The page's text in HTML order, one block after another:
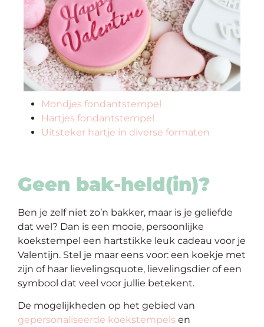
Mondjes fondantstempel
Hartjes fondantstempel
Uitsteker hartje in diverse formaten
Geen bak-held(in)?
Ben je zelf niet zo’n bakker, maar is je geliefde
dat wel? Dan is een mooie, persoonlijke
koekstempel een hartstikke leuk cadeau voor je
Valentijn. Stel je maar eens voor: een koekje met
zijn of haar lievelingsquote, lievelingsdier of een
symbool dat veel voor jullie betekent.
De mogelijkheden op het gebied van
gepersonaliseerde koekstempels en